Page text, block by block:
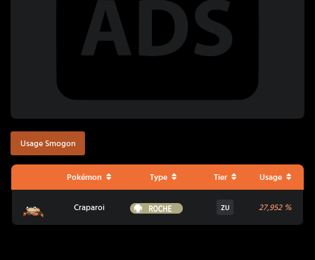
Usage Smogon
Pokémon Type Tier Usage
Craparoi Roche ZU 27,952%